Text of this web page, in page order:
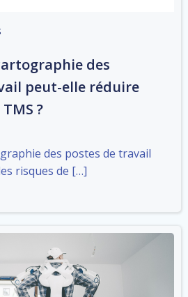
des
peut-elle réduire
?
des postes de travail
risques de […]